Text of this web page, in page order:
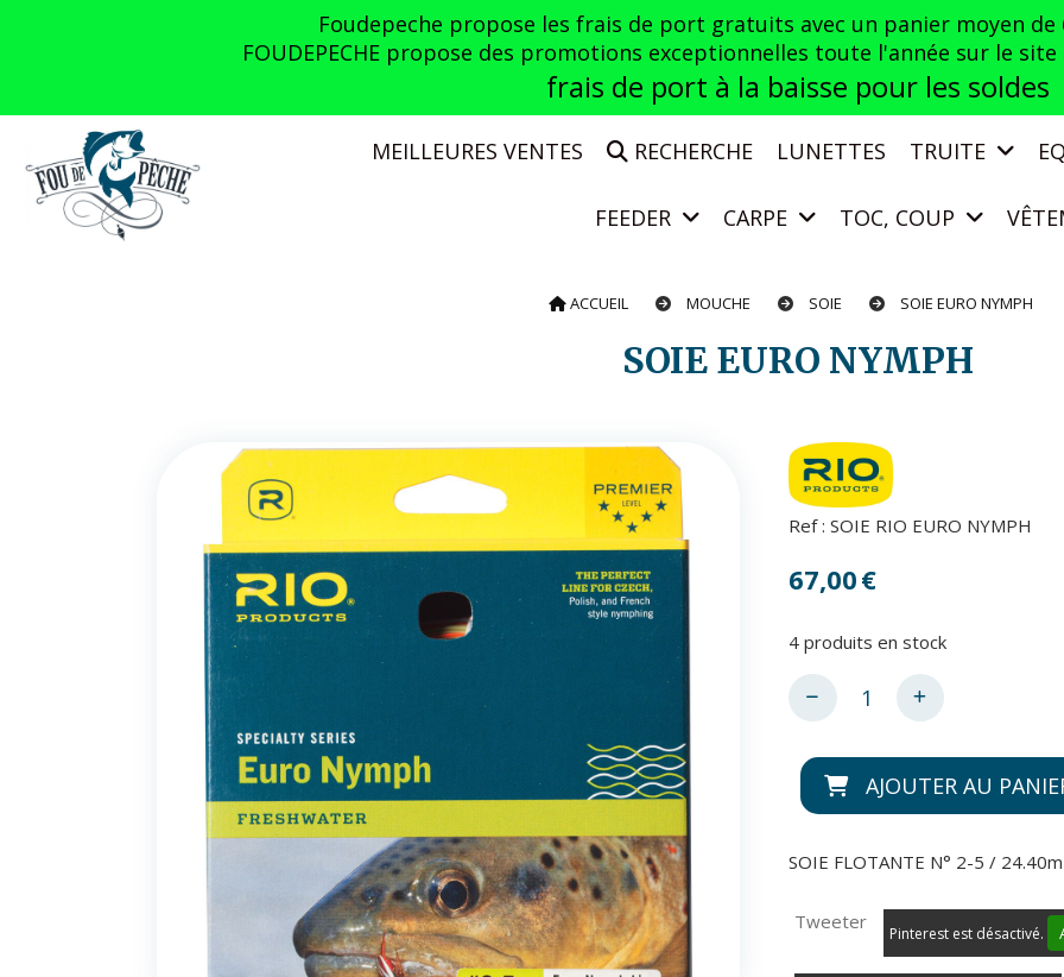
Foudepeche propose les frais de port gratuits avec un panier moyen de
FOUDEPECHE propose des promotions exceptionnelles toute l'année sur le
frais de port à la baisse pour les soldes
MEILLEURES VENTES RECHERCHE LUNETTES TRUITE
FEEDER CARPE TOC, COUP
ACCUEIL MOUCHE SOIE SOIE EURO NYMPH
SOIE EURO NYMPH
Ref : SOIE RIO EURO NYMPH
67,00€
4produits en stock
AJOUTER AU
SOIE FLOTANTE N° 2-5 / 24.40m
Tweeter
Pinterest est désactivé.